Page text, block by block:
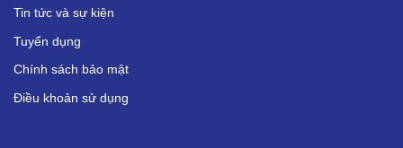
Tin tức và sự kiện
Tuyển dụng
Chính sách bảo mật
Điều khoản sử dụng